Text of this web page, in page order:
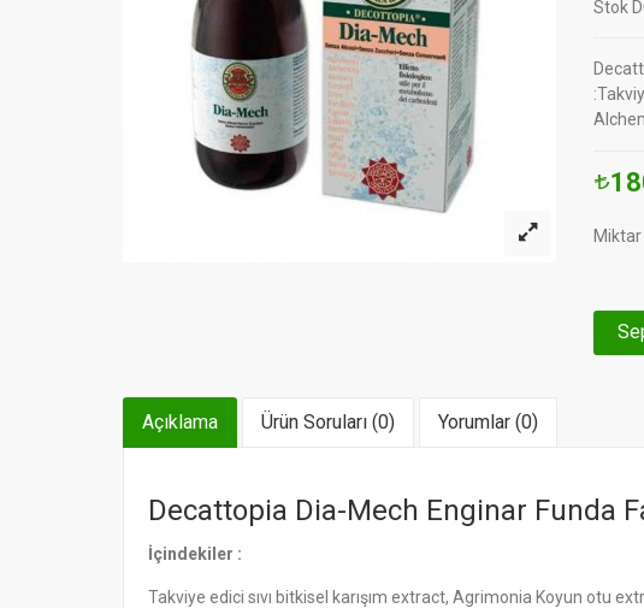
Stok
Miktar
Açıklama Ürün Soruları (0) Yorumlar (0)
Decattopia Dia-Mech Enginar Funda
İçindekiler :
Takviye edici sıvı bitkisel karışım extract, Agrimonia Koyun otu